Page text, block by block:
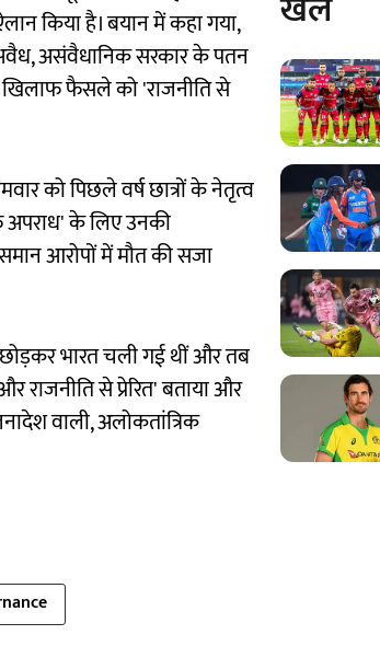
किया है। बयान में कहा गया,
अवैध, असंवैधानिक सरकार के पतन
खिलाफ फैसले को 'राजनीति से
को पिछले वर्ष छात्रों के नेतृत्व
अपराध' के लिए उनकी
आरोपों में मौत की सजा
भारत चली गई थीं और तब
राजनीति से प्रेरित' बताया और
वाली, अलोकतांत्रिक